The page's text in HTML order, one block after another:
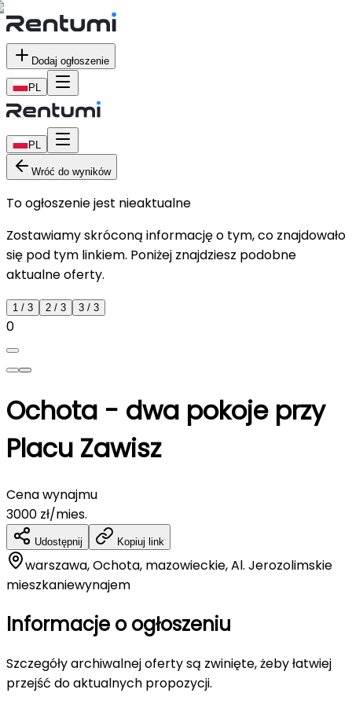
Dodaj ogłoszenie
PL
PL
Wróć do wyników
To ogłoszenie jest nieaktualne
Zostawiamy skróconą informację o tym, co znajdowało
się pod tym linkiem. Poniżej znajdziesz podobne
aktualne oferty.
1 / 3 2 / 3 3 / 3
0
Ochota - dwa pokoje przy
Placu Zawisz
Cena wynajmu
3000 zł/mies.
Udostępnij Kopiuj link
warszawa, Ochota, mazowieckie, Al. Jerozolimskie
mieszkaniewynajem
Informacje o ogłoszeniu
Szczegóły archiwalnej oferty są zwinięte, żeby łatwiej
przejść do aktualnych propozycji.